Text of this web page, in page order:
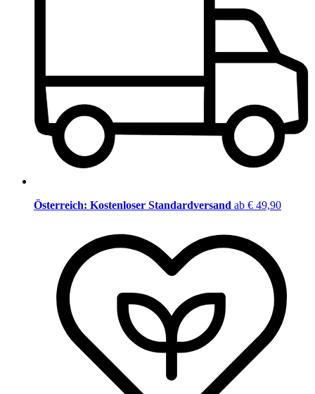
Österreich: Kostenloser Standardversand ab € 49,90